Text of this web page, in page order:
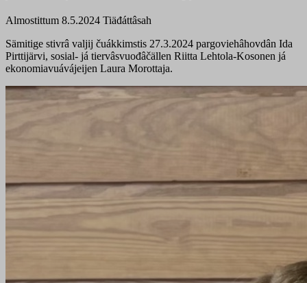
Almostittum 8.5.2024 Tiäđáttâsah
Sämitige stivrâ valjij čuákkimstis 27.3.2024 pargoviehâhovdân Ida
Pirttijärvi, sosial- já tiervâsvuođâčällen Riitta Lehtola-Kosonen já
ekonomiavuávájeijen Laura Morottaja.